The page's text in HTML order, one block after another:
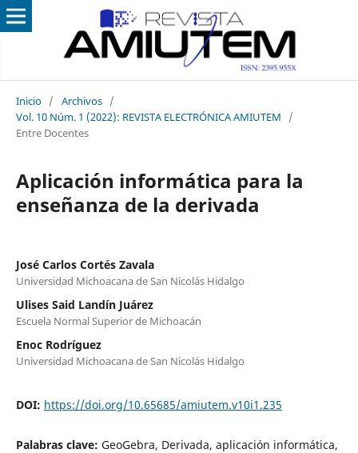
Inicio / Archivos /
Vol. 10 Núm. 1 (2022): REVISTA ELECTRÓNICA AMIUTEM
/
Entre Docentes
Aplicación informática para la
enseñanza de la derivada
José Carlos Cortés Zavala
Universidad Michoacana de San Nicolás Hidalgo
Ulises Said Landín Juárez
Escuela Normal Superior de Michoacán
Enoc Rodríguez
Universidad Michoacana de San Nicolás Hidalgo
DOI: https://doi.org/10.65685/amiutem.v10i1.235
Palabras clave: GeoGebra, Derivada, aplicación informática,